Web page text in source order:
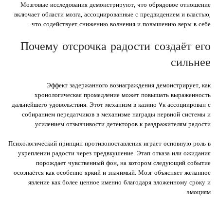
Мозговые исследования демонстрируют, что обрядовое отношение
включает области мозга, ассоциированные с предвидением и властью,
что содействует снижению волнения и повышению веры в себе.
Почему отсрочка радости создаёт его
сильнее
Эффект задержанного вознаграждения демонстрирует, как
хронологическая промедление может повышать выраженность
дальнейшего удовольствия. Этот механизм в казино ۷к ассоциирован с
собиранием передатчиков в механизме награды нервной системы и
усилением отзывчивости детекторов к раздражителям радости.
Психологический принцип противопоставления играет основную роль в
укреплении радости через предвкушение. Этап отказа или ожидания
порождает чувственный фон, на котором следующий событие
осознаётся как особенно яркий и значимый. Мозг объясняет желанное
явление как более ценное именно благодаря вложенному сроку и
эмоциям.